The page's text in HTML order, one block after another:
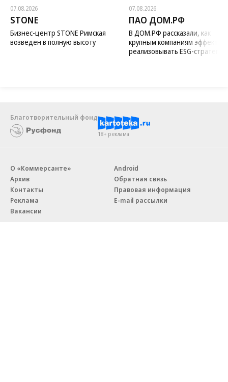
07.08.2026
STONE
Бизнес-центр STONE Римская
возведен в полную высоту
07.08.2026
ПАО ДОМ.РФ
В ДОМ.РФ рассказали, как
крупным компаниям
реализовывать ESG-стратегию
Благотворительный фонд
18+ реклама
О «Коммерсанте»
Архив
Контакты
Реклама
Вакансии
Android
Обратная связь
Правовая информация
E-mail рассылки